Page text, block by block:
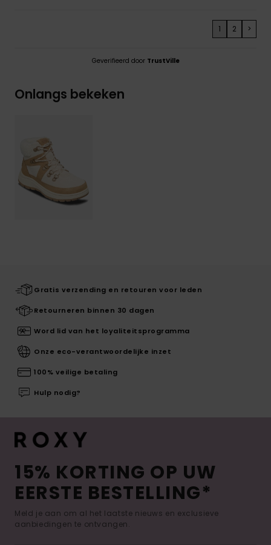
1 2 >
Geverifieerd door TrustVille
Onlangs bekeken
Gratis verzending en retouren voor leden
Retourneren binnen 30 dagen
Word lid van het loyaliteitsprogramma
Onze eco-verantwoordelijke inzet
100% veilige betaling
Hulp nodig?
15% KORTING OP UW
EERSTE BESTELLING*
Meld je aan om al het laatste nieuws en exclusieve
aanbiedingen te ontvangen.